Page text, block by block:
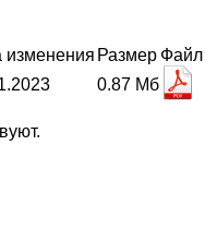
изменения Размер Файл
0.87 Мб